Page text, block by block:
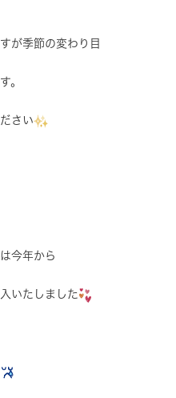
が季節の変わり目
。
さい
今年から
いたしました